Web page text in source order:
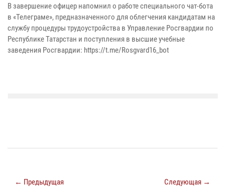
В завершение офицер напомнил о работе специального чат-бота
в «Телеграме», предназначенного для облегчения кандидатам на
службу процедуры трудоустройства в Управление Росгвардии по
Республике Татарстан и поступления в высшие учебные
заведения Росгвардии: https://t.me/Rosgvard16_bot
← Предыдущая Следующая →